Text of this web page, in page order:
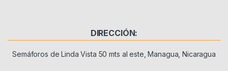
DIRECCIÓN:
Semáforos de Linda Vista 50 mts al este, Managua, Nicaragua